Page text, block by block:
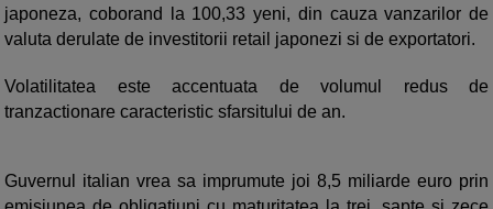
japoneza, coborand la 100,33 yeni, din cauza vanzarilor de
valuta derulate de investitorii retail japonezi si de exportatori.
Volatilitatea este accentuata de volumul redus de
tranzactionare caracteristic sfarsitului de an.
Guvernul italian vrea sa imprumute joi 8,5 miliarde euro prin